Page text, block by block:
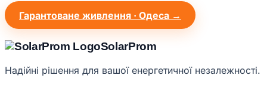
Гарантоване живлення · Одеса →
SolarProm
Надійні рішення для вашої енергетичної незалежності.